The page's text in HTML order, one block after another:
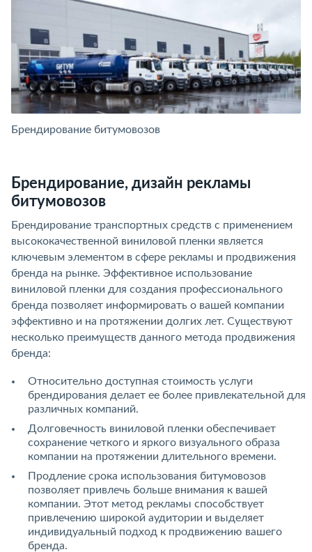
Брендирование битумовозов
Брендирование, дизайн рекламы
битумовозов
Брендирование транспортных средств с применением
высококачественной виниловой пленки является
ключевым элементом в сфере рекламы и продвижения
бренда на рынке. Эффективное использование
виниловой пленки для создания профессионального
бренда позволяет информировать о вашей компании
эффективно и на протяжении долгих лет. Существуют
несколько преимуществ данного метода продвижения
бренда:
Относительно доступная стоимость услуги
брендирования делает ее более привлекательной для
различных компаний.
Долговечность виниловой пленки обеспечивает
сохранение четкого и яркого визуального образа
компании на протяжении длительного времени.
Продление срока использования битумовозов
позволяет привлечь больше внимания к вашей
компании. Этот метод рекламы способствует
привлечению широкой аудитории и выделяет
индивидуальный подход к продвижению вашего
бренда.